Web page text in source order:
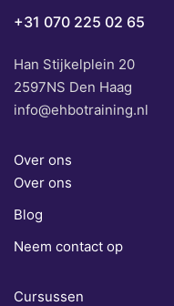
+31 070 225 02 65
Han Stijkelplein 20
2597NS Den Haag
info@ehbotraining.nl
Over ons
Over ons
Blog
Neem contact op
Cursussen